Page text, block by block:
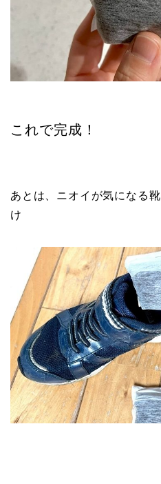
これで完成！
あとは、ニオイが気になる
け